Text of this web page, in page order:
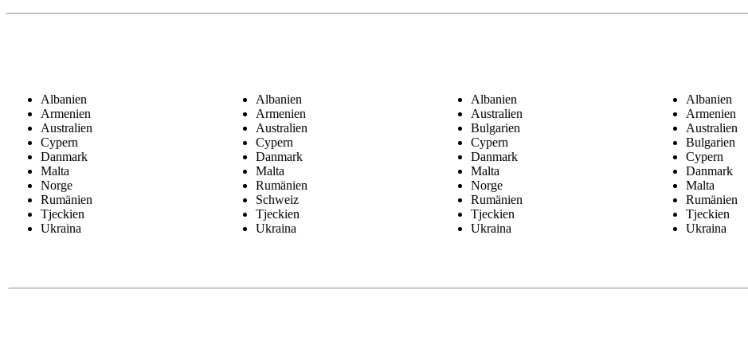
Albanien
Armenien
Australien
Cypern
Danmark
Malta
Norge
Rumänien
Tjeckien
Ukraina
Albanien
Armenien
Australien
Cypern
Danmark
Malta
Rumänien
Schweiz
Tjeckien
Ukraina
Albanien
Australien
Bulgarien
Cypern
Danmark
Malta
Norge
Rumänien
Tjeckien
Ukraina
Albanien
Armenien
Australien
Bulgarien
Cypern
Danmark
Malta
Rumänien
Tjeckien
Ukraina